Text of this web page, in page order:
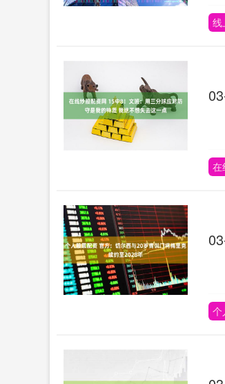
线
在
个